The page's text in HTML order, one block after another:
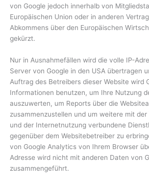
von Google jedoch innerhalb von
Europäischen Union oder in anderen
Abkommens über den Europäischen
gekürzt.
Nur in Ausnahmefällen wird die volle IP-
Server von Google in den USA übertragen
Auftrag des Betreibers dieser Website wird
Informationen benutzen, um Ihre Nutzung
auszuwerten, um Reports über die
zusammenzustellen und um weitere mit
und der Internetnutzung verbundene
gegenüber dem Websitebetreiber zu
von Google Analytics von Ihrem Browser
Adresse wird nicht mit anderen Daten von
zusammengeführt.